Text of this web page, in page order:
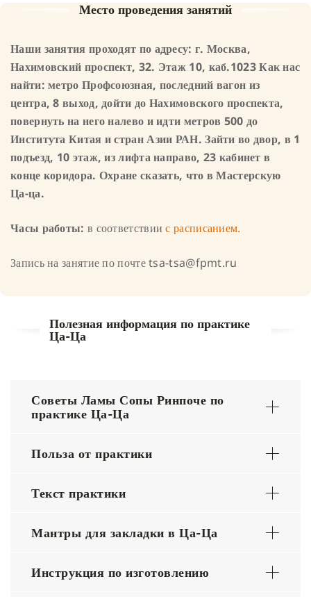
Место проведения занятий
Наши занятия проходят по адресу: г. Москва,
Нахимовский проспект, 32. Этаж 10, каб.1023Как нас
найти: метро Профсоюзная, последний вагон из
центра, 8 выход, дойти до Нахимовского проспекта,
повернуть на него налево и идти метров 500 до
Института Китая и стран Азии РАН. Зайти во двор, в 1
подъезд, 10 этаж, из лифта направо, 23 кабинет в
конце коридора. Охране сказать, что в Мастерскую
Ца-ца.
Часы работы: в соответствиис расписанием.
Запись на занятие по почте tsa-tsa@fpmt.ru
Полезная информация по практике
Ца-Ца
Советы Ламы Сопы Ринпоче по
практике Ца-Ца
Польза от практики
Текст практики
Мантры для закладки в Ца-Ца
Инструкция по изготовлению